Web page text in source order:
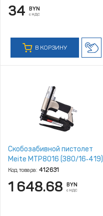
34 BYN
с НДС
В КОРЗИНУ
Скобозабивной пистолет
Meite MTP8016 (380/16‑419)
Код товара: 412631
1 648.68 BYN
с НДС